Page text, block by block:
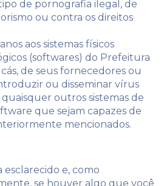
de pornografia ilegal, de
ou contra os direitos
aos sistemas físicos
(softwares) do Prefeitura
de seus fornecedores ou
ou disseminar vírus
outros sistemas de
que sejam capazes de
mencionados.
esclarecido e, como
se houver algo que você